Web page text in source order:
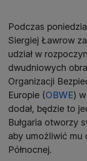
Podczas
Siergiej Ławrow
udział w
dwudniowych
Organizacji
Europie (OBWE)
dodał, będzie to
Bułgaria otworzy
aby umożliwić
Północnej.